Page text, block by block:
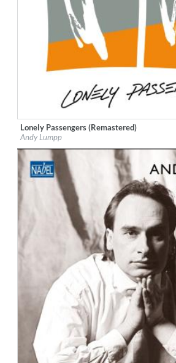
Label:Nabel Records
Genre:Jazz
Lonely Passengers (Remastered)
Andy Lumpp